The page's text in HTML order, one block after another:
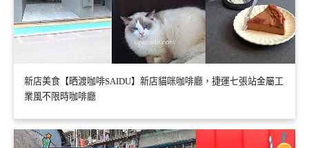
新店美食【晒渡咖啡SAIDU】新店貓咪咖啡廳，捷運七張站金屬工
業風不限時咖啡廳